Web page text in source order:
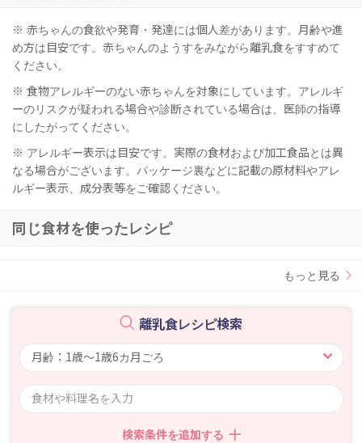
※ 赤ちゃんの食欲や発育・発達には個人差があります。月齢や進
め方は目安です。赤ちゃんのようすをみながら離乳食をすすめて
ください。
※ 食物アレルギーのない赤ちゃんを対象にしています。アレルギ
ーのリスクが疑われる場合や診断されている場合は、医師の指導
にしたがってください。
※ アレルギー表示は目安です。実際の食材および加工食品とは異
なる場合がございます。パッケージ裏などに記載の原材料やアレ
ルギー表示、成分表等をご確認ください。
同じ食材を使ったレシピ
もっと見る
離乳食レシピ検索
検索条件を追加する